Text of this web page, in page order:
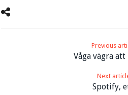
Previous
Våga vägra
Next
Spotify,